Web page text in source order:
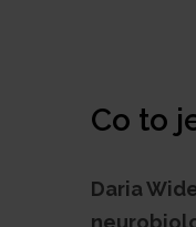
Co to
Daria